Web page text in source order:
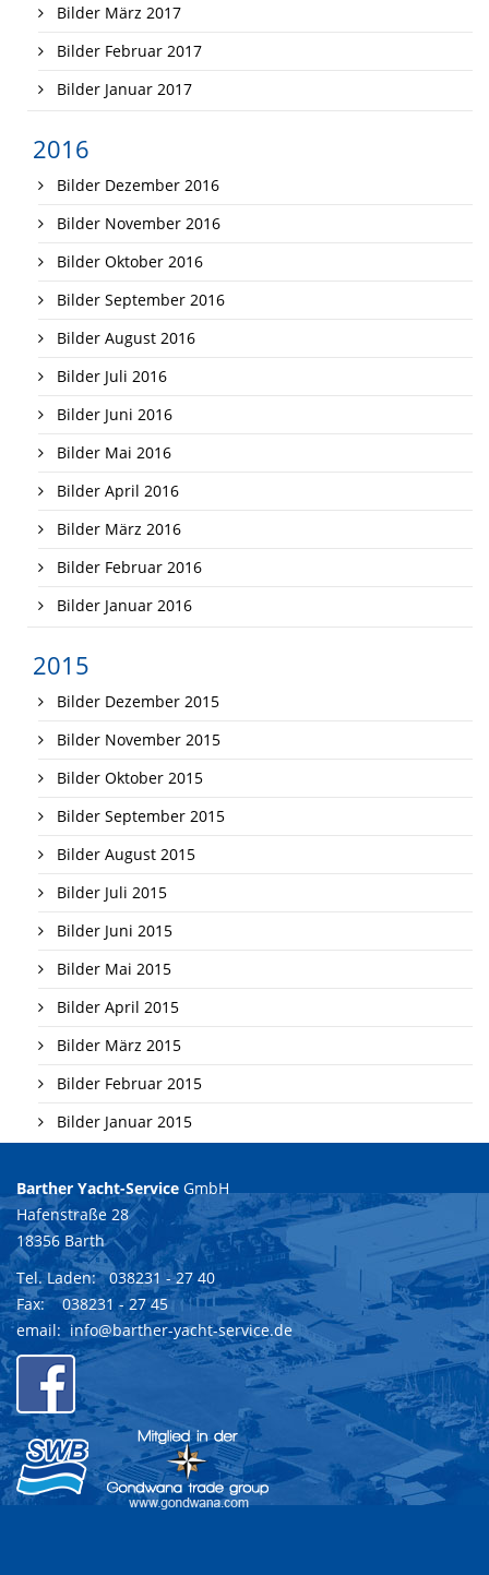
Bilder März 2017
Bilder Februar 2017
Bilder Januar 2017
2016
Bilder Dezember 2016
Bilder November 2016
Bilder Oktober 2016
Bilder September 2016
Bilder August 2016
Bilder Juli 2016
Bilder Juni 2016
Bilder Mai 2016
Bilder April 2016
Bilder März 2016
Bilder Februar 2016
Bilder Januar 2016
2015
Bilder Dezember 2015
Bilder November 2015
Bilder Oktober 2015
Bilder September 2015
Bilder August 2015
Bilder Juli 2015
Bilder Juni 2015
Bilder Mai 2015
Bilder April 2015
Bilder März 2015
Bilder Februar 2015
Bilder Januar 2015
Barther Yacht-Service GmbH
Hafenstraße 28
18356 Barth
Tel. Laden:038231 - 27 40
Fax: 038231 - 27 45
email:info@barther-yacht-service.de